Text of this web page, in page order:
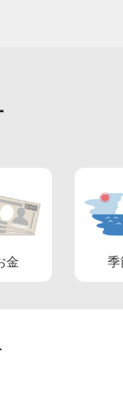
金 季